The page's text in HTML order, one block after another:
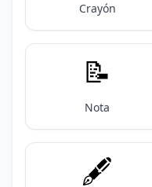
Crayón
📝
Nota
🖋️